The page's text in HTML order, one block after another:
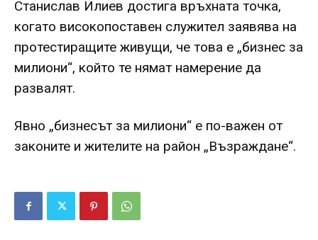
Станислав Илиев достига връхната точка,
когато високопоставен служител заявява на
протестиращите живущи, че това е „бизнес за
милиони“, който те нямат намерение да
развалят.
Явно „бизнесът за милиони“ е по-важен от
законите и жителите на район „Възраждане“.